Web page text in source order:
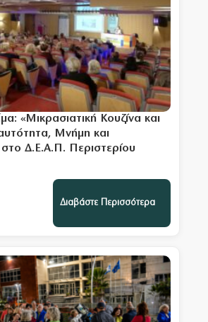
«Μικρασιατική Κουζίνα και
Μνήμη και
Δ.Ε.Α.Π. Περιστερίου
Διαβάστε Περισσότερα